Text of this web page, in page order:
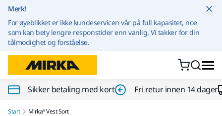
Merk!
For øyeblikket er ikke kundeservicen vår på full kapasitet, noe
som kan bety lengre responstider enn vanlig. Vi takker for din
tålmodighet og forståelse.
Sikker betaling med kort Fri retur innen 14 dager
Start Mirka® Vest Sort